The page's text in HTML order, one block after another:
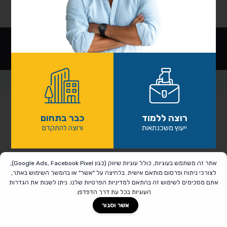
שתפו
- Pure Interactive
אשר וסגור
אתר זה משתמש בעוגיות, כולל עוגיות שיווק (כגון Google Ads, Facebook Pixel),
לצורכי ניתוח ופרסום מותאם אישית. בלחיצה על "אשר" או בהמשך השימוש באתר,
אתם מסכימים לשימוש זה בהתאם למדיניות הפרטיות שלנו. ניתן לשנות את הגדרות
העוגיות בכל עת דרך הדפדפן.
רוצה ללמוד
ייעוץ משכנתאות
כבר בתחום
ורוצה להתקדם